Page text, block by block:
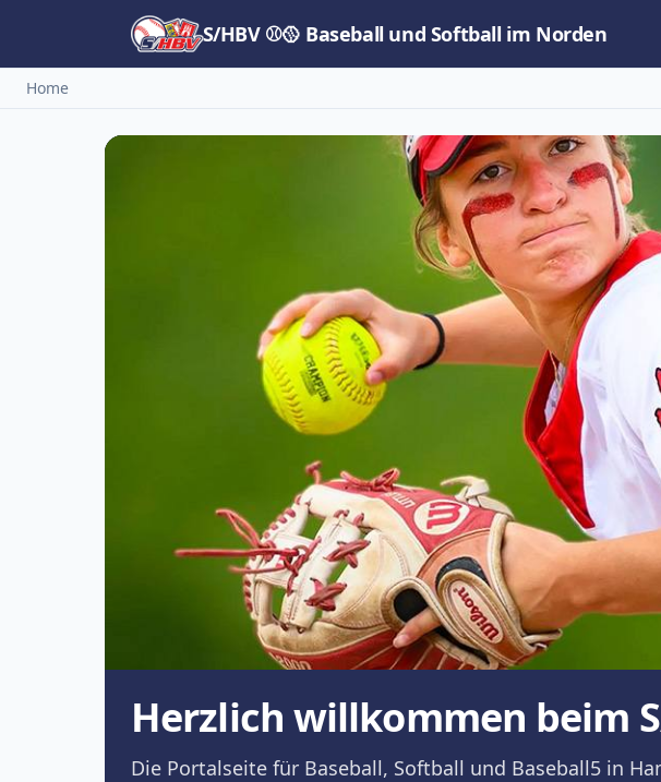
S/HBV ⚾🥎 Baseball und Softball im Norden
Home
Herzlich willkommen beim
Die Portalseite für Baseball, Softball und Baseball5 in